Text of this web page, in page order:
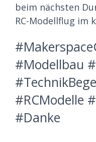
beim nächsten
RC-Modellflug im
#Modellbau
#RCModelle
#Danke